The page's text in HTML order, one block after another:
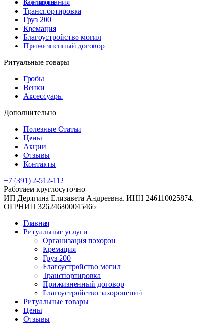
Контакты
Зал прощания
Транспортировка
Груз 200
Кремация
Благоустройство могил
Прижизненный договор
Ритуальные товары
Гробы
Венки
Аксессуары
Дополнительно
Полезные Статьи
Цены
Акции
Отзывы
Контакты
+7 (391) 2-512-112
Работаем круглосуточно
ИП Дерягина Елизавета Андреевна, ИНН 246110025874,
ОГРНИП 326246800045466
Главная
Ритуальные услуги
Организация похорон
Кремация
Груз 200
Благоустройство могил
Транспортировка
Прижизненный договор
Благоустройство захоронений
Ритуальные товары
Цены
Отзывы